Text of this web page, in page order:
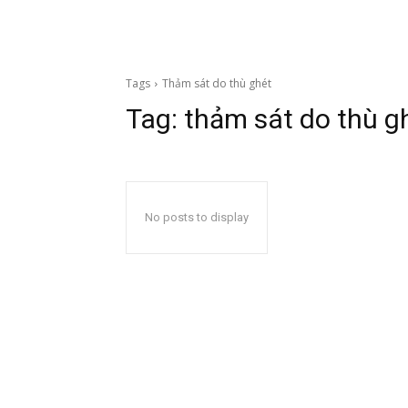
Tags Thảm sát do thù ghét
Tag: thảm sát do thù
No posts to display